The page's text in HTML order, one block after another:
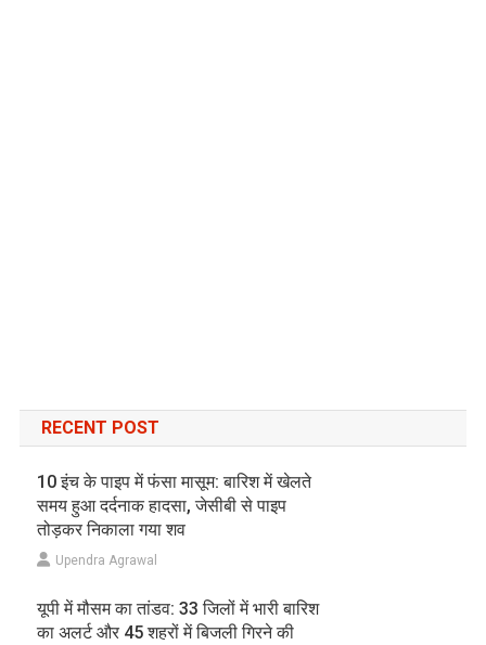
RECENT POST
10 इंच के पाइप में फंसा मासूम: बारिश में खेलते
समय हुआ दर्दनाक हादसा, जेसीबी से पाइप
तोड़कर निकाला गया शव
Upendra Agrawal
यूपी में मौसम का तांडव: 33 जिलों में भारी बारिश
का अलर्ट और 45 शहरों में बिजली गिरने की